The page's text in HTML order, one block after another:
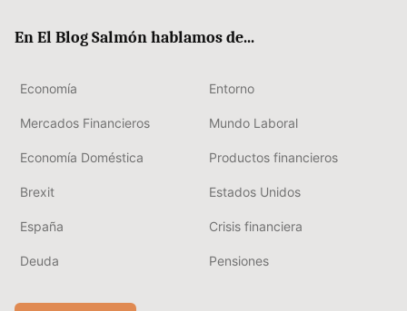
En El Blog Salmón hablamos de...
Economía Entorno
Mercados Financieros Mundo Laboral
Economía Doméstica Productos financieros
Brexit Estados Unidos
España Crisis financiera
Deuda Pensiones